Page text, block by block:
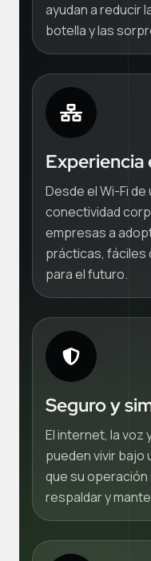
ayudan a reducir
botella y las
Experiencia
Desde el Wi-Fi
conectividad
empresas a
prácticas, fáciles
para el futuro.
Seguro y
El internet, la voz
pueden vivir bajo
que su operación
respaldar y